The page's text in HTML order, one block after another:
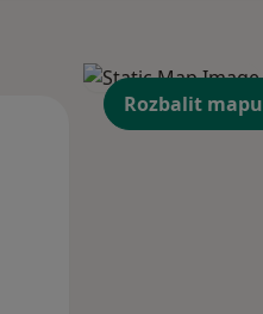
Út
Rozbalit mapu